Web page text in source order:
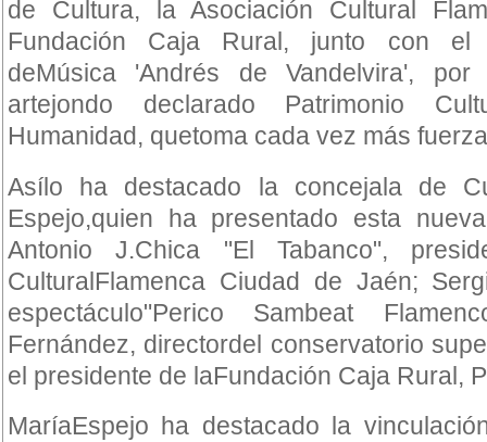
de Cultura, la Asociación Cultural
Fundación Caja Rural, junto con el
deMúsica 'Andrés de Vandelvira',
artejondo declarado Patrimonio
Humanidad, quetoma cada vez más
Asílo ha destacado la concejala de
Espejo,quien ha presentado esta
Antonio J.Chica "El Tabanco",
CulturalFlamenca Ciudad de Jaén;
espectáculo"Perico Sambeat
Fernández, directordel conservatorio
el presidente de laFundación Caja Rural,
MaríaEspejo ha destacado la